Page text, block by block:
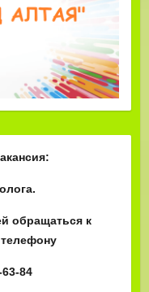
обращаться к
84